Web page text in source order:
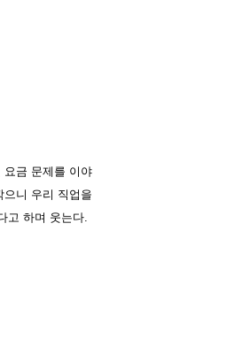
요금 문제를 이야
니 우리 직업을
고 하며 웃는다.